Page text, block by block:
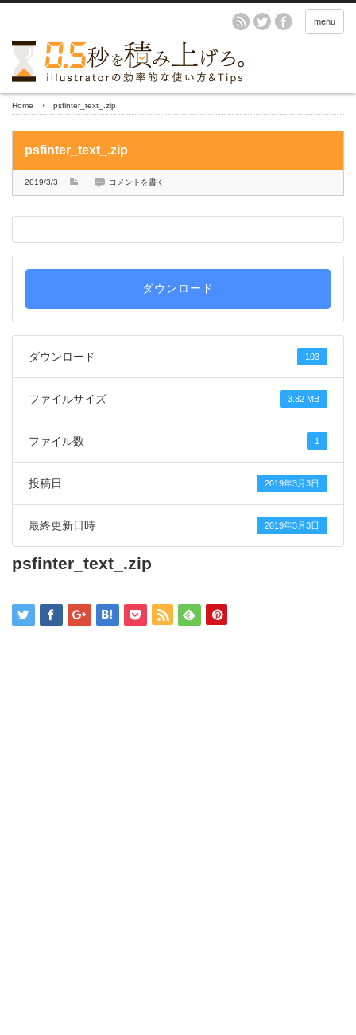
menu
Home psfinter_text_.zip
psfinter_text_.zip
2019/3/3 コメントを書く
ダウンロード
ダウンロード 103
ファイルサイズ 3.82 MB
ファイル数 1
投稿日 2019年3月3日
最終更新日時 2019年3月3日
psfinter_text_.zip